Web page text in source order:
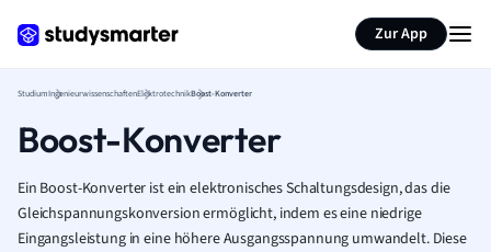
Zur App
StudiumIngenieurwissenschaftenElektrotechnikBoost-Konverter
Boost-Konverter
Ein Boost-Konverter ist ein elektronisches Schaltungsdesign, das die
Gleichspannungskonversion ermöglicht, indem es eine niedrige
Eingangsleistung in eine höhere Ausgangsspannung umwandelt. Diese